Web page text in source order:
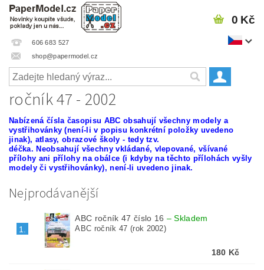
606 683 527
shop@papermodel.cz
0 Kč
ročník 47 - 2002
Nabízená čísla časopisu ABC obsahují všechny modely a
vystřihovánky (není-li v popisu konkrétní položky uvedeno
jinak), atlasy, obrazové školy - tedy tzv.
déčka. Neobsahují všechny vkládané, vlepované, všívané
přílohy ani přílohy na obálce (i kdyby na těchto přílohách vyšly
modely či vystřihovánky), není-li uvedeno jinak.
Nejprodávanější
1.
ABC ročník 47 číslo 16 –Skladem
ABC ročník 47 (rok 2002)
180 Kč